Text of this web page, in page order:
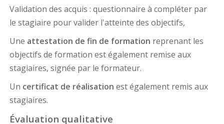
Validation des acquis : questionnaire à compléter par
le stagiaire pour valider l'atteinte des objectifs,
Une attestation de fin de formation reprenant les
objectifs de formation est également remise aux
stagiaires, signée par le formateur.
Un certificat de réalisation est également remis aux
stagiaires.
Évaluation qualitative